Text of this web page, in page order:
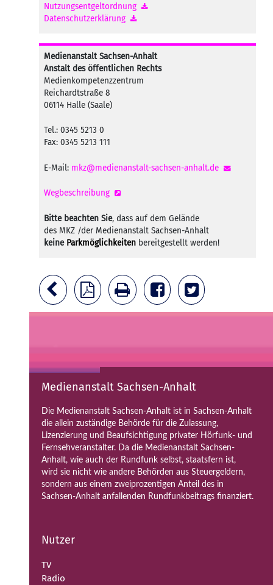
Nutzungsentgeltordnung
Datenschutzerklärung
Medienanstalt Sachsen-Anhalt
Anstalt des öffentlichen Rechts
Medienkompetenzzentrum
Reichardtstraße 8
06114 Halle (Saale)
Tel.: 0345 5213 0
Fax: 0345 5213 111
E-Mail: mkz@medienanstalt-sachsen-anhalt.de
Wegbeschreibung
Bitte beachten Sie, dass auf dem Gelände
des MKZ /der Medienanstalt Sachsen-Anhalt
keine Parkmöglichkeiten bereitgestellt werden!
Medienanstalt Sachsen-Anhalt
Die Medienanstalt Sachsen-Anhalt ist in Sachsen-Anhalt
die allein zuständige Behörde für die Zulassung,
Lizenzierung und Beaufsichtigung privater Hörfunk- und
Fernsehveranstalter. Da die Medienanstalt Sachsen-
Anhalt, wie auch der Rundfunk selbst, staatsfern ist,
wird sie nicht wie andere Behörden aus Steuergeldern,
sondern aus einem zweiprozentigen Anteil des in
Sachsen-Anhalt anfallenden Rundfunkbeitrags finanziert.
Nutzer
TV
Radio